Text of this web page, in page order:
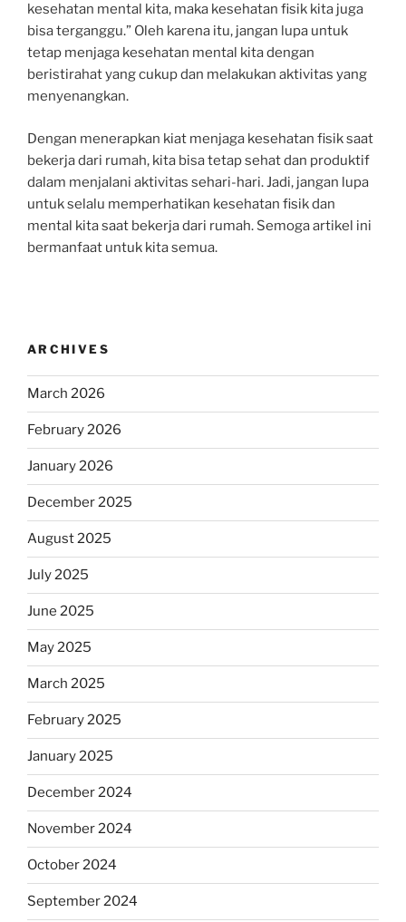
kesehatan mental kita, maka kesehatan fisik kita juga
bisa terganggu.” Oleh karena itu, jangan lupa untuk
tetap menjaga kesehatan mental kita dengan
beristirahat yang cukup dan melakukan aktivitas yang
menyenangkan.
Dengan menerapkan kiat menjaga kesehatan fisik saat
bekerja dari rumah, kita bisa tetap sehat dan produktif
dalam menjalani aktivitas sehari-hari. Jadi, jangan lupa
untuk selalu memperhatikan kesehatan fisik dan
mental kita saat bekerja dari rumah. Semoga artikel ini
bermanfaat untuk kita semua.
ARCHIVES
March 2026
February 2026
January 2026
December 2025
August 2025
July 2025
June 2025
May 2025
March 2025
February 2025
January 2025
December 2024
November 2024
October 2024
September 2024